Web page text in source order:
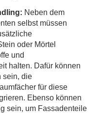
Neben dem
selbst müssen
oder Mörtel
und
halten. Dafür können
sein, die
für diese
Ebenso können
sein, um Fassadenteile